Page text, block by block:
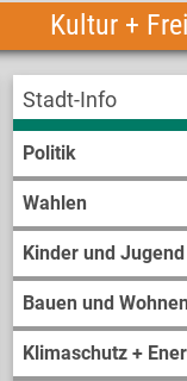
Kultur +
Stadt-Info
Politik
Wahlen
Kinder und Jugend
Bauen und Wohnen
Klimaschutz +